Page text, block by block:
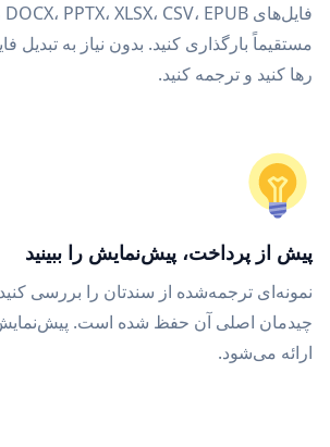
مستقیماً بارگذاری کنید. بدون نیاز به
رها کنید و ترجمه کنید.
پیش از پرداخت، پیش‌نمایش را ببینید
نمونه‌ای ترجمه‌شده از سندتان را بررسی
چیدمان اصلی آن حفظ شده است. پیش‌نمایش
ارائه می‌شود.